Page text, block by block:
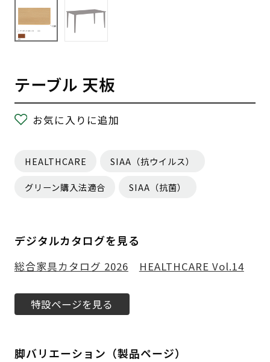
テーブル 天板
お気に入りに追加
HEALTHCARE SIAA（抗ウイルス）
グリーン購入法適合 SIAA（抗菌）
デジタルカタログを見る
総合家具カタログ 2026 HEALTHCARE Vol.14
特設ページを見る
脚バリエーション（製品ページ）